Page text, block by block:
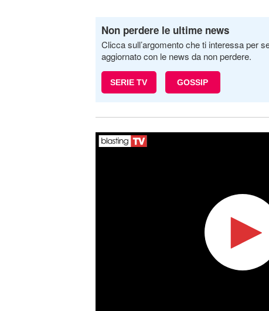
Non perdere le ultime news
Clicca sull’argomento che ti interessa per
aggiornato con le news da non perdere.
SERIE TV GOSSIP